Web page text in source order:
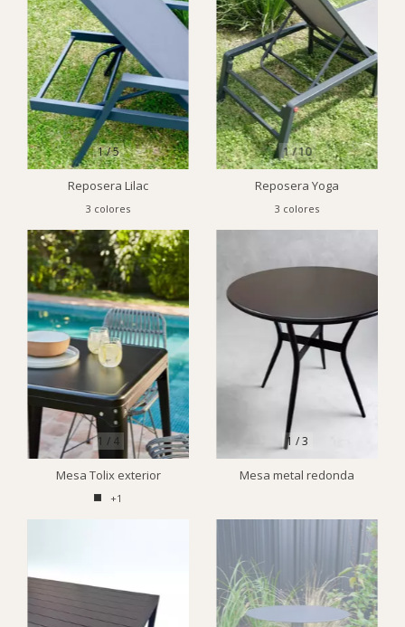
1/5
Reposera Lilac
3 colores
1/10
Reposera Yoga
3 colores
1 / 4
Mesa Tolix exterior
+1
1 /3
Mesa metal redonda